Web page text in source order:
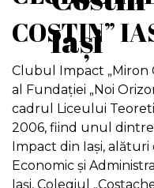
Iași
COSTIN”
Clubul Impact „Miron
al Fundaţiei „Noi
cadrul Liceului
2006, fiind unul
Impact din Iaşi, alături
Economic şi
Iaşi, Colegiul